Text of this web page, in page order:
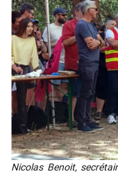
Nico­las Benoit,